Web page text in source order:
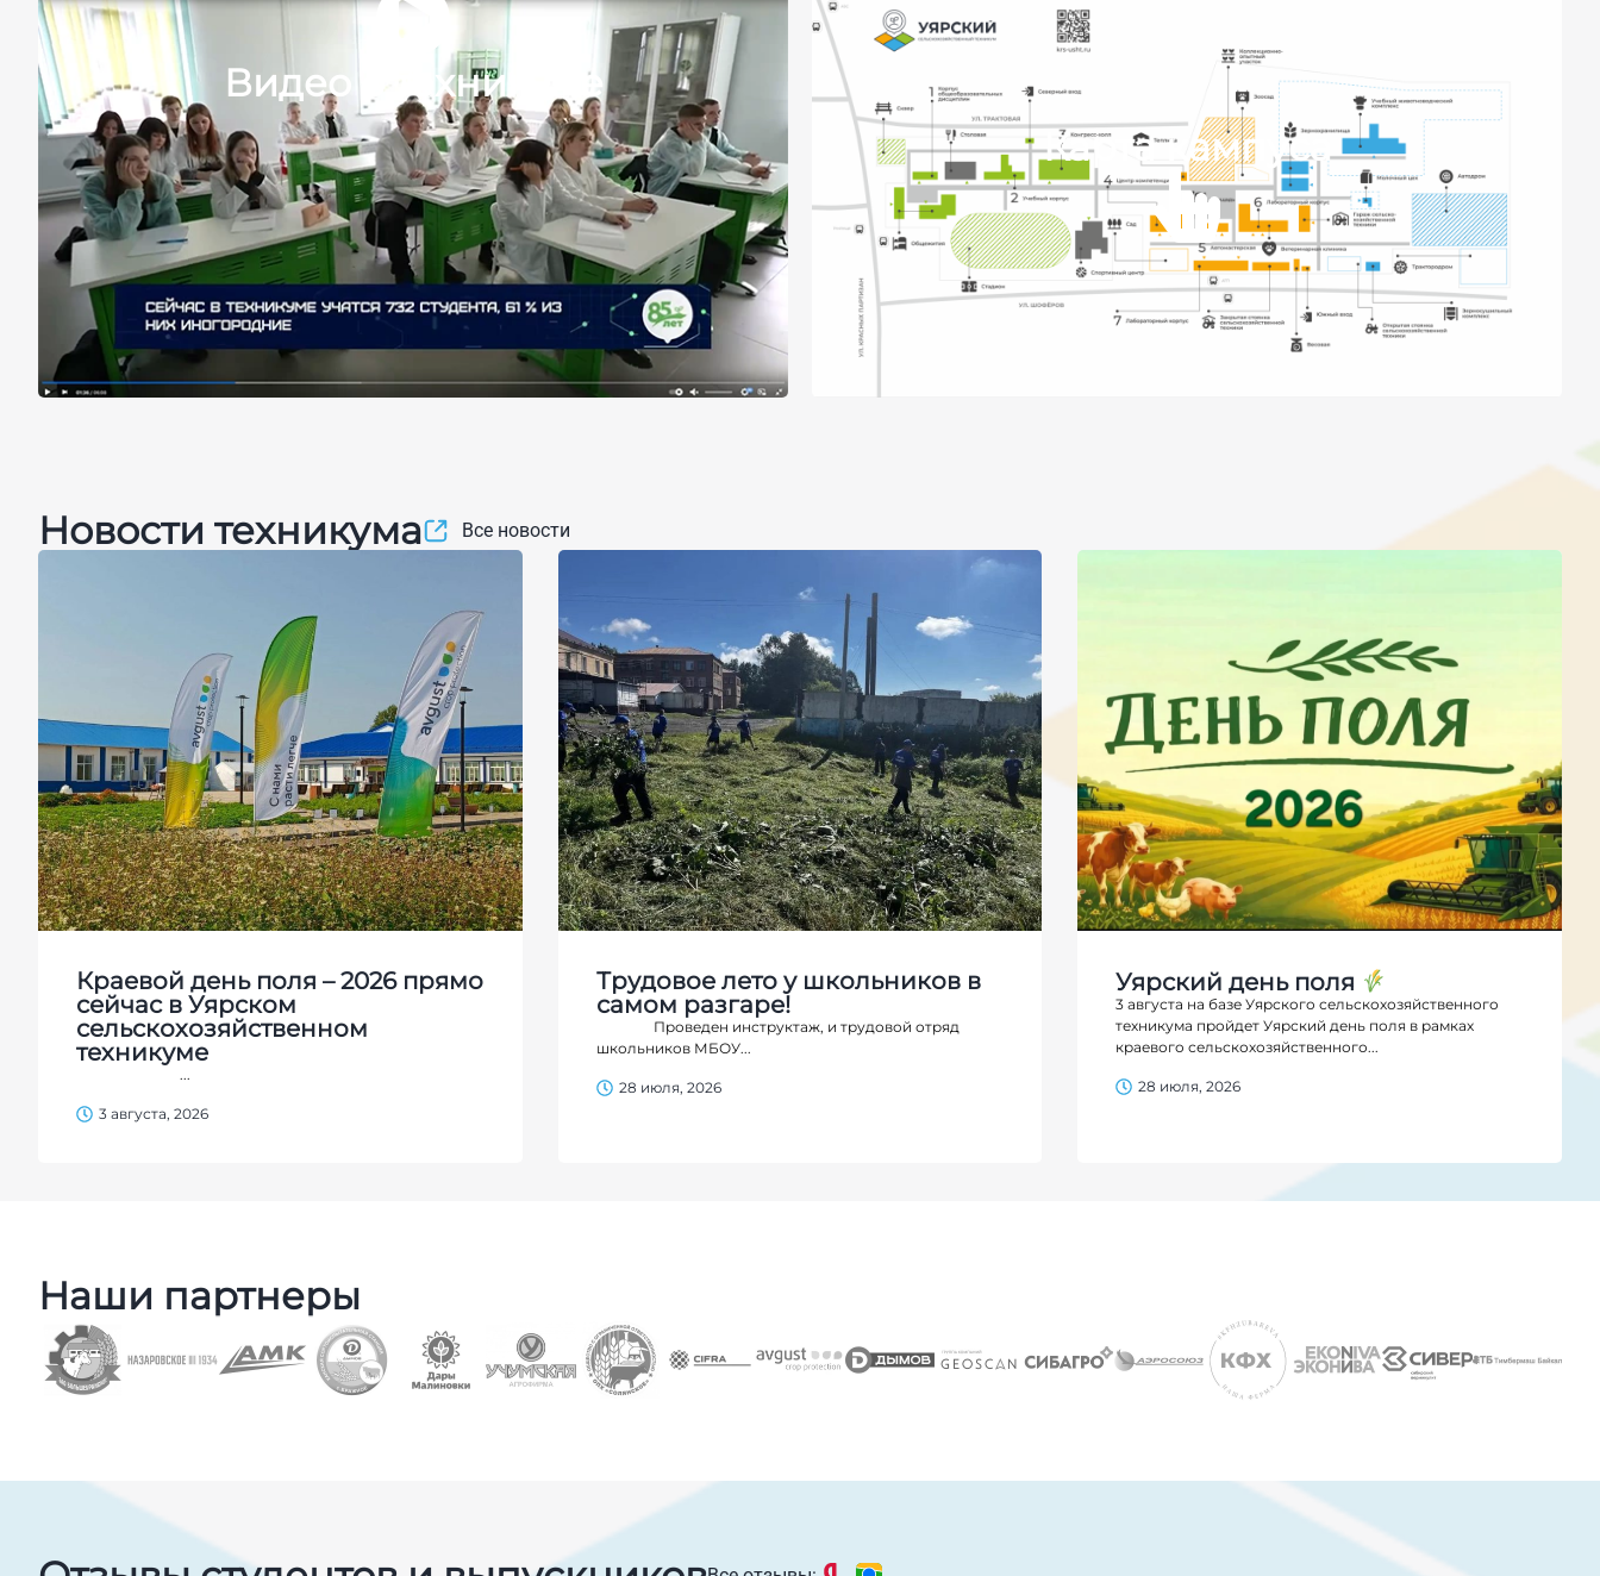
Видео о техникуме
Карта кампуса
Новости техникума Все новости
Краевой день поля – 2026 прямо
сейчас в Уярском
сельскохозяйственном
техникуме
...
3 августа, 2026
Трудовое лето у школьников в
самом разгаре!
Проведен инструктаж, и трудовой отряд
школьников МБОУ...
28 июля, 2026
Уярский день поля
3 августа на базе Уярского сельскохозяйственного
техникума пройдет Уярский день поля в рамках
краевого сельскохозяйственного...
28 июля, 2026
Наши партнеры